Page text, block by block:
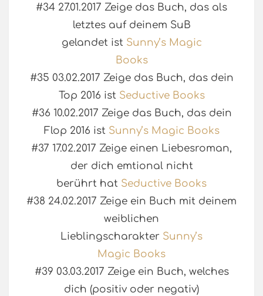
#34 27.01.2017 Zeige das Buch, das als
letztes auf deinem SuB
gelandet ist Sunny’s Magic
Books
#35 03.02.2017 Zeige das Buch, das dein
Top 2016 ist Seductive Books
#36 10.02.2017 Zeige das Buch, das dein
Flop 2016 ist Sunny’s Magic Books
#37 17.02.2017 Zeige einen Liebesroman,
der dich emtional nicht
berührt hat Seductive Books
#38 24.02.2017 Zeige ein Buch mit deinem
weiblichen
Lieblingscharakter Sunny’s
Magic Books
#39 03.03.2017 Zeige ein Buch, welches
dich (positiv oder negativ)